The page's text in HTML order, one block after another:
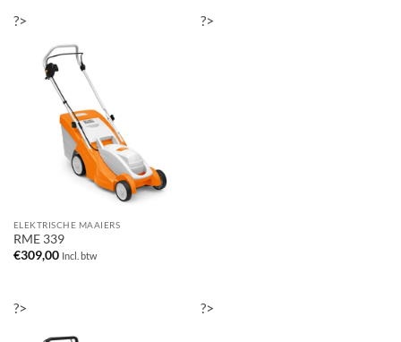
?>
ELEKTRISCHE MAAIERS
RME 339
€309,00 Incl. btw
?>
?> ?>